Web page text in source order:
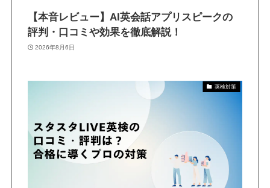
【本音レビュー】AI英会話アプリスピークの
評判・口コミや効果を徹底解説！
2026年8月6日
英検対策